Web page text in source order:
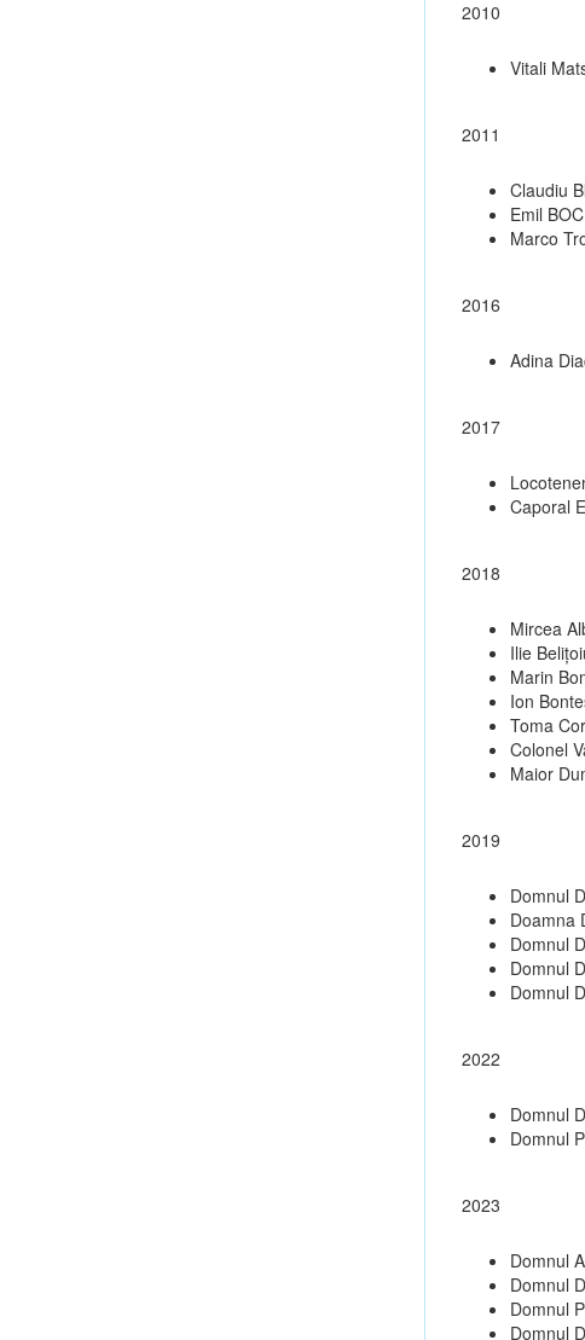
2010
Vitali
2011
Claudiu
Emil
Marco
2016
Adina
2017
Caporal
2018
Mircea
Ilie
Marin
Ion
Toma
Colonel
Maior
2019
Domnul
Doamna
Domnul
Domnul
Domnul
2022
Domnul
Domnul
2023
Domnul
Domnul
Domnul
Domnul